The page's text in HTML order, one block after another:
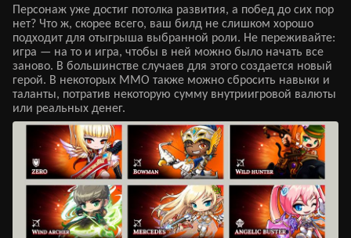
Персонаж уже достиг потолка развития, а побед до сих пор
нет? Что ж, скорее всего, ваш билд не слишком хорошо
подходит для отыгрыша выбранной роли. Не переживайте:
игра — на то и игра, чтобы в ней можно было начать все
заново. В большинстве случаев для этого создается новый
герой. В некоторых ММО также можно сбросить навыки и
таланты, потратив некоторую сумму внутриигровой валюты
или реальных денег.